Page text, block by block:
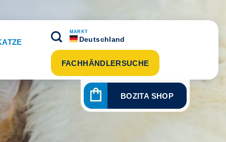
BOZITA SHOP
MARKT
Deutschland
FACHHÄNDLERSUCHE